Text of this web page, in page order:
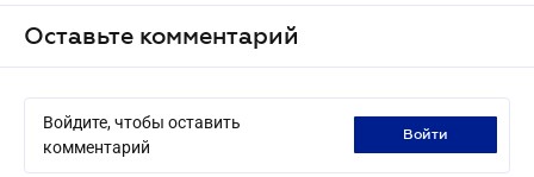
Оставьте комментарий
Войдите, чтобы оставить
комментарий
войти